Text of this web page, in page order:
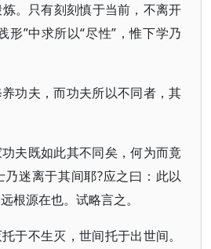
。只有刻刻慎于当前，不离开
形”中求所以“尽性”，惟下学乃
功夫，而功夫所以不同者，其
夫既如此其不同矣，何为而竟
迷离于其间耶?应之曰：此以
根源在也。试略言之。
于不生灭，世间托于出世间。